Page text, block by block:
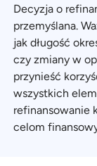
Decyzja o
przemyślana.
jak długość
czy zmiany w
przynieść
wszystkich
refinansowanie
celom